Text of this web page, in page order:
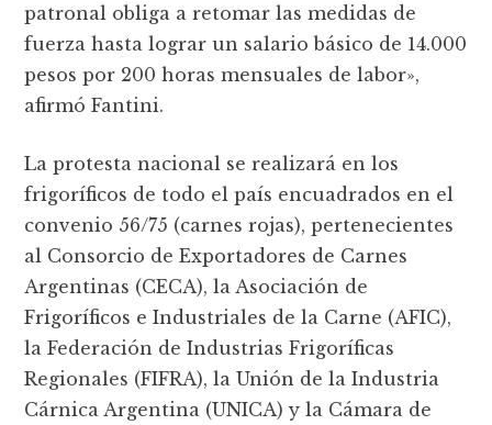
patronal obliga a retomar las medidas de
fuerza hasta lograr un salario básico de 14.000
pesos por 200 horas mensuales de labor»,
afirmó Fantini.
La protesta nacional se realizará en los
frigoríficos de todo el país encuadrados en el
convenio 56/75 (carnes rojas), pertenecientes
al Consorcio de Exportadores de Carnes
Argentinas (CECA), la Asociación de
Frigoríficos e Industriales de la Carne (AFIC),
la Federación de Industrias Frigoríficas
Regionales (FIFRA), la Unión de la Industria
Cárnica Argentina (UNICA) y la Cámara de